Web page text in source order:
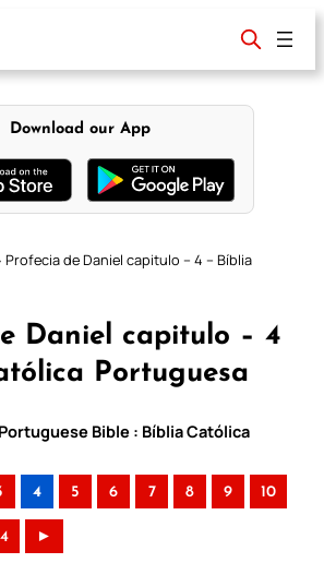
Download our App
Profecia de Daniel capitulo – 4 – Bíblia
Daniel capitulo – 4
Portuguesa
Bible : Bíblia Católica
4 5 6 7 8 9 10
►